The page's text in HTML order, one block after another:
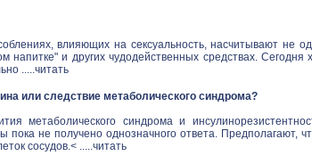
влияющих на сексуальность, насчитывают не
напитке" и других чудодейственных средствах.
.....читать
или следствие метаболического синдрома?
метаболического синдрома и
пока не получено однозначного ответа.
сосудов.< .....читать